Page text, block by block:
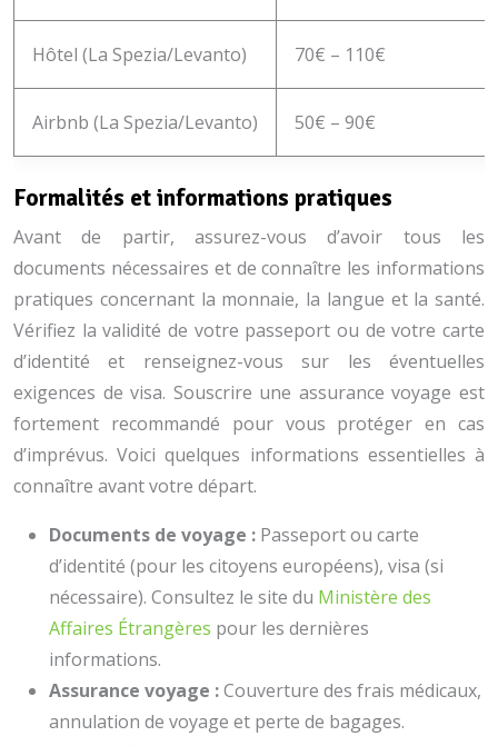
Hôtel (La Spezia/Levanto) 70€ – 110€
Airbnb (La Spezia/Levanto) 50€ – 90€
Formalités et informations pratiques
Avant de partir, assurez-vous d’avoir tous les
documents nécessaires et de connaître les informations
pratiques concernant la monnaie, la langue et la santé.
Vérifiez la validité de votre passeport ou de votre carte
d’identité et renseignez-vous sur les éventuelles
exigences de visa. Souscrire une assurance voyage est
fortement recommandé pour vous protéger en cas
d’imprévus. Voici quelques informations essentielles à
connaître avant votre départ.
Documents de voyage : Passeport ou carte
d’identité (pour les citoyens européens), visa (si
nécessaire). Consultez le site du Ministère des
Affaires Étrangères pour les dernières
informations.
Assurance voyage :Couverture des frais médicaux,
annulation de voyage et perte de bagages.